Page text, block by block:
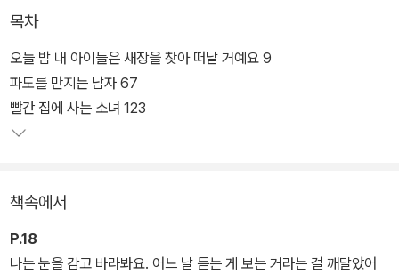
김숨이 이번에 찾아가 귀 기울인 이들은 바로 시각장애인이다.
지금의 현대 사회는 점점 더 매끄러운 침묵으로 가득해지고 있다. 수
많은 사회적 소통이 사람과 사물을 직접 대면하는 방식에서 터치스크
린 속 영상이나 이미지로 빠르게 전환되어 가고 있기 때문이다. 『무지
다. 선천성 전맹인, 저시력에서 후천성 전맹이 된 시각장애인, 선천성
저시력, 전맹과 지체장애를 가진 중복장애인 등. 이들은 소설마다 한
명의 화자로 등장해 자신의 감정을 직접 말하거나 기억을 ‘보여 준다’.
목차
오늘 밤 내 아이들은 새장을 찾아 떠날 거예요 9
파도를 만지는 남자 67
빨간 집에 사는 소녀 123
책속에서
P.18
나는 눈을 감고 바라봐요. 어느 날 듣는 게 보는 거라는 걸 깨달았어